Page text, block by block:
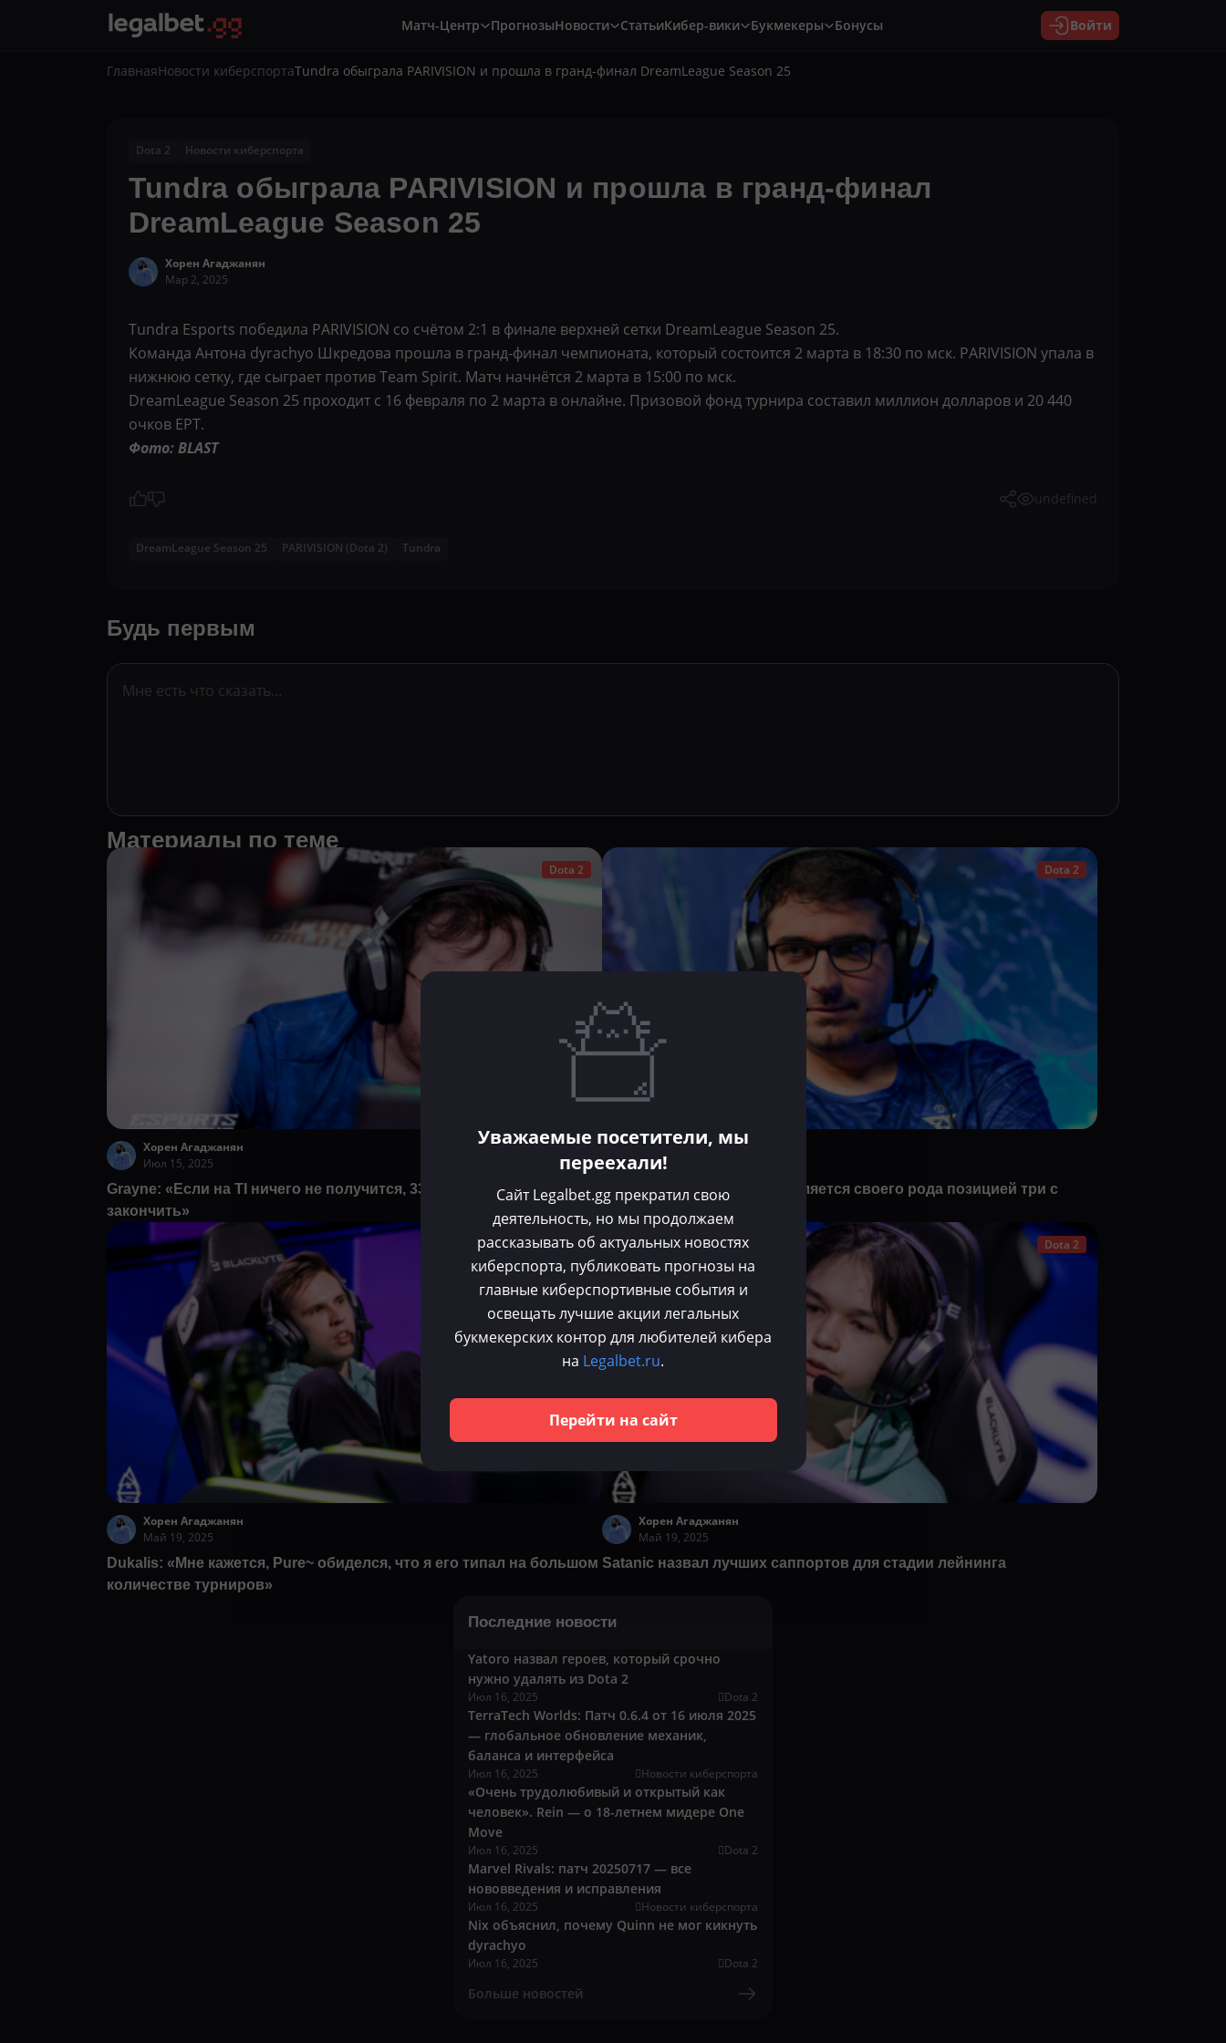
Матч-Центр ПрогнозыНовости СтатьиКибер-вики Букмекеры Бонусы Войти
ГлавнаяНовости киберспортаTundra обыграла PARIVISION и прошла в гранд-финал DreamLeague Season 25
Dota 2 Новости киберспорта
Tundra обыграла PARIVISION и прошла в гранд-финал
DreamLeague Season 25
Хорен Агаджанян
Мар 2, 2025
Tundra Esports победила PARIVISION со счётом 2:1 в финале верхней сетки DreamLeague Season 25.
Команда Антона dyrachyo Шкредова прошла в гранд-финал чемпионата, который состоится 2 марта в 18:30 по мск. PARIVISION упала в
нижнюю сетку, где сыграет против Team Spirit. Матч начнётся 2 марта в 15:00 по мск.
DreamLeague Season 25 проходит с 16 февраля по 2 марта в онлайне. Призовой фонд турнира составил миллион долларов и 20 440
очков EPT.
Фото: BLAST
undefined
DreamLeague Season 25 PARIVISION (Dota 2) Tundra
Будь первым
Материалы по теме
Dota 2
Хорен Агаджанян
Июл 15, 2025
Grayne: «Если на TI ничего не получится, 33 может и карьеру
закончить»
Dota 2
Хорен Агаджанян
Июн 24, 2025
Saksa: «Четвёрка в Доте является своего рода позицией три с
Dota 2
Хорен Агаджанян
Май 19, 2025
Dukalis: «Мне кажется, Pure~ обиделся, что я его типал на большом
количестве турниров»
Dota 2
Хорен Агаджанян
Май 19, 2025
Satanic назвал лучших саппортов для стадии лейнинга
Последние новости
Yatoro назвал героев, который срочно
нужно удалять из Dota 2
Июл 16, 2025 Dota 2
TerraTech Worlds: Патч 0.6.4 от 16 июля 2025
— глобальное обновление механик,
баланса и интерфейса
Июл 16, 2025 Новости киберспорта
«Очень трудолюбивый и открытый как
человек». Rein — о 18-летнем мидере One
Move
Июл 16, 2025 Dota 2
Marvel Rivals: патч 20250717 — все
нововведения и исправления
Июл 16, 2025 Новости киберспорта
Nix объяснил, почему Quinn не мог кикнуть
dyrachyo
Июл 16, 2025 Dota 2
Больше новостей
Уважаемые посетители, мы
переехали!
Сайт Legalbet.gg прекратил свою
деятельность, но мы продолжаем
рассказывать об актуальных новостях
киберспорта, публиковать прогнозы на
главные киберспортивные события и
освещать лучшие акции легальных
букмекерских контор для любителей кибера
на Legalbet.ru.
Перейти на сайт